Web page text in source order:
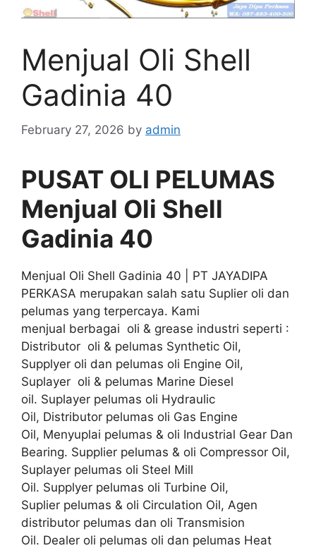
Menjual Oli Shell
Gadinia 40
February 27, 2026 by admin
PUSAT OLI PELUMAS
Menjual Oli Shell
Gadinia 40
Menjual Oli Shell Gadinia 40 | PT JAYADIPA
PERKASA merupakan salah satu Suplier oli dan
pelumas yang terpercaya. Kami
menjual berbagai oli & grease industri seperti :
Distributor oli & pelumas Synthetic Oil,
Supplyer oli dan pelumas oli Engine Oil,
Suplayer oli & pelumas Marine Diesel
oil. Suplayer pelumas oli Hydraulic
Oil, Distributor pelumas oli Gas Engine
Oil, Menyuplai pelumas & oli Industrial Gear Dan
Bearing. Supplier pelumas & oli Compressor Oil,
Suplayer pelumas oli Steel Mill
Oil. Supplyer pelumas oli Turbine Oil,
Suplier pelumas & oli Circulation Oil, Agen
distributor pelumas dan oli Transmision
Oil. Dealer oli pelumas oli dan pelumas Heat